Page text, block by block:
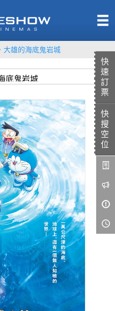
快
速
訂
票
快
搜
空
位
大雄的海底鬼岩城
熱售中
影城餐飲
UNICORN